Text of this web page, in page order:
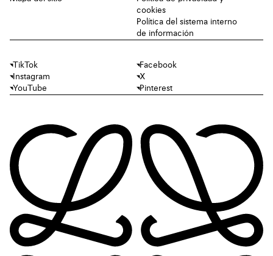
cookies
Política del sistema interno
de información
TikTok
Facebook
Instagram
X
YouTube
Pinterest